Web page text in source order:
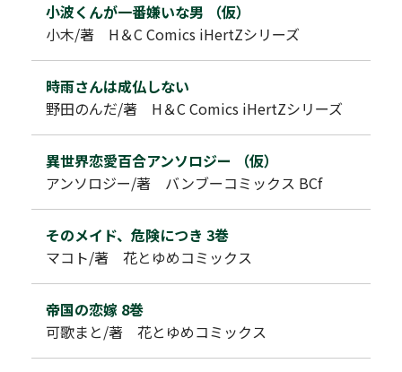
小波くんが一番嫌いな男 （仮）
小木/著 H＆C Comics iHertZシリーズ
時雨さんは成仏しない
野田のんだ/著 H＆C Comics iHertZシリーズ
異世界恋愛百合アンソロジー （仮）
アンソロジー/著 バンブーコミックス BCf
そのメイド、危険につき 3巻
マコト/著 花とゆめコミックス
帝国の恋嫁 8巻
可歌まと/著 花とゆめコミックス